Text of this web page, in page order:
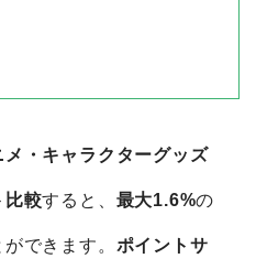
・キャラクターグッズ
比較すると、 最大1.6%の
できます。 ポイントサ